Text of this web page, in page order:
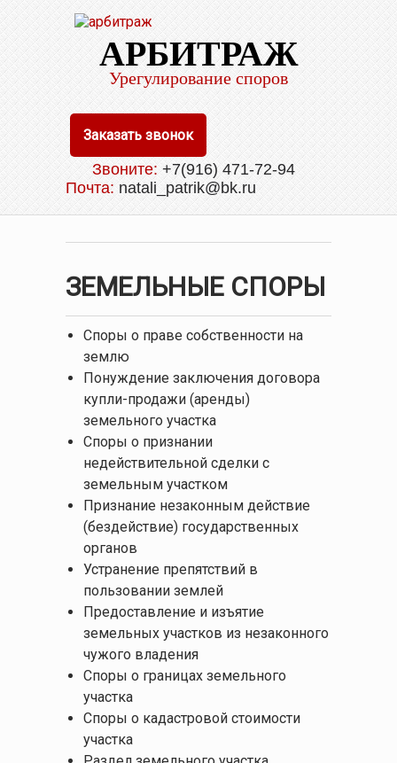
АРБИТРАЖ
Урегулирование споров
Заказать звонок
Звоните: +7(916) 471-72-94
Почта:natali_patrik@bk.ru
ЗЕМЕЛЬНЫЕ СПОРЫ
Споры о праве собственности на
землю
Понуждение заключения договора
купли-продажи (аренды)
земельного участка
Споры о признании
недействительной сделки с
земельным участком
Признание незаконным действие
(бездействие) государственных
органов
Устранение препятствий в
пользовании землей
Предоставление и изъятие
земельных участков из незаконного
чужого владения
Споры о границах земельного
участка
Споры о кадастровой стоимости
участка